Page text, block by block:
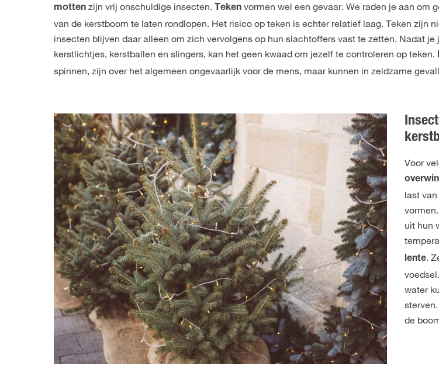
motten zijn vrij onschuldige insecten. Teken vormen wel een gevaar. We raden je aan om
van de kerstboom te laten rondlopen. Het risico op teken is echter relatief laag. Teken zijn
insecten blijven daar alleen om zich vervolgens op hun slachtoffers vast te zetten. Nadat
kerstlichtjes, kerstballen en slingers, kan het geen kwaad om jezelf te controleren op teken.
spinnen, zijn over het algemeen ongevaarlijk voor de mens, maar kunnen in zeldzame
Voor
last
uit hun
lente.
water
de